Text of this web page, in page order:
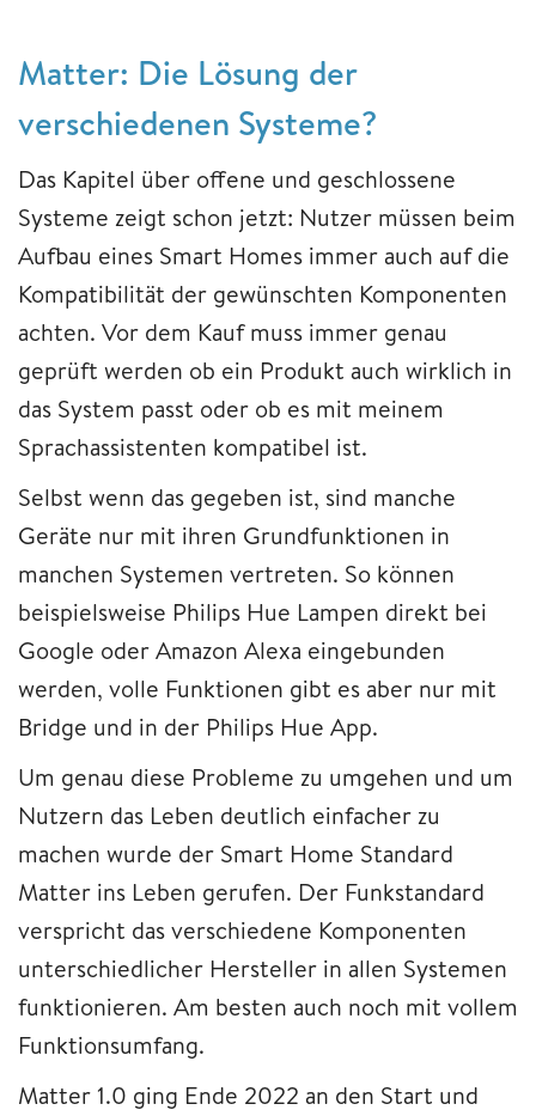
Matter: Die Lösung der
verschiedenen Systeme?
Das Kapitel über offene und geschlossene
Systeme zeigt schon jetzt: Nutzer müssen beim
Aufbau eines Smart Homes immer auch auf die
Kompatibilität der gewünschten Komponenten
achten. Vor dem Kauf muss immer genau
geprüft werden ob ein Produkt auch wirklich in
das System passt oder ob es mit meinem
Sprachassistenten kompatibel ist.
Selbst wenn das gegeben ist, sind manche
Geräte nur mit ihren Grundfunktionen in
manchen Systemen vertreten. So können
beispielsweise Philips Hue Lampen direkt bei
Google oder Amazon Alexa eingebunden
werden, volle Funktionen gibt es aber nur mit
Bridge und in der Philips Hue App.
Um genau diese Probleme zu umgehen und um
Nutzern das Leben deutlich einfacher zu
machen wurde der Smart Home Standard
Matter ins Leben gerufen. Der Funkstandard
verspricht das verschiedene Komponenten
unterschiedlicher Hersteller in allen Systemen
funktionieren. Am besten auch noch mit vollem
Funktionsumfang.
Matter 1.0 ging Ende 2022 an den Start und